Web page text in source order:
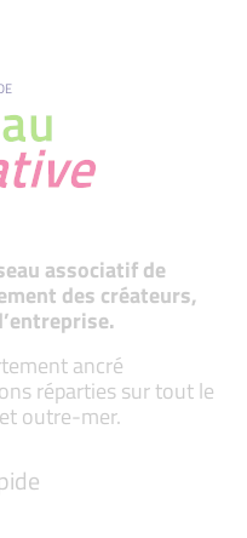
associatif de
des créateurs,
ancré
réparties sur tout le
outre-mer.